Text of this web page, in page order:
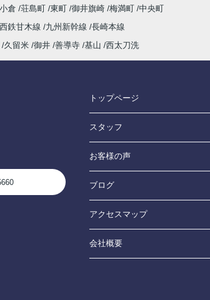
倉 荘島町 東町 御井旗崎 梅満町 中央町
西鉄甘木線 九州新幹線 長崎本線
久留米 御井 善導寺 基山 西太刀洗
トップページ
スタッフ
お客様の声
ブログ
アクセスマップ
会社概要